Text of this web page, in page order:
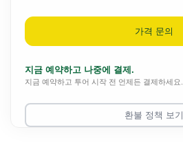
가격 문의
지금 예약하고 나중에 결제.
지금 예약하고 투어 시작 전 언제든 결제하세요.
환불 정책 보기